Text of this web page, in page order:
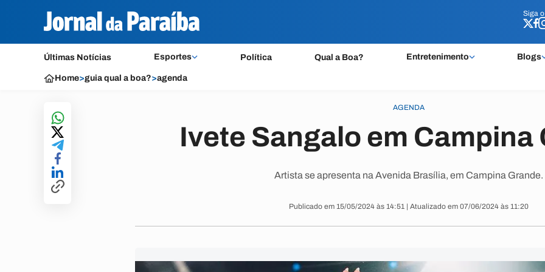
Siga o
Últimas Notícias Esportes Política Qual a Boa? Entretenimento Blogs
Siga o
Home>guia qual a boa?>agenda
AGENDA
Ivete Sangalo em Campina
Artista se apresenta na Avenida Brasília, em Campina Grande.
Publicado em 15/05/2024 às 14:51 | Atualizado em 07/06/2024 às 11:20